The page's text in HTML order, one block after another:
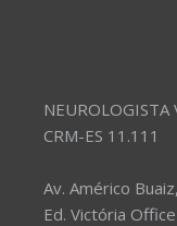
NEUROLOGISTA
CRM-ES 11.111
Av. Américo
Ed. Victória